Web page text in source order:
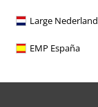
Large Nederland
EMP España